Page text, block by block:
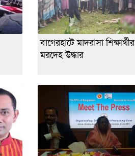
বাগেরহাটে মাদরাসা শিক্ষার্থীর
মরদেহ উদ্ধার